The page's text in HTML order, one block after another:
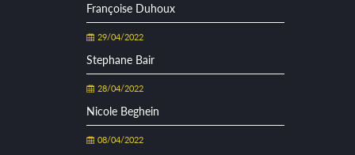
Françoise Duhoux
29/04/2022
Stephane Bair
28/04/2022
Nicole Beghein
08/04/2022